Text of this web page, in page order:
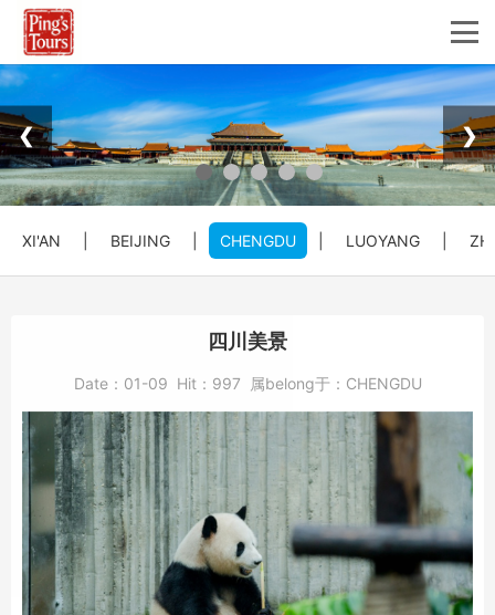
❮ ❯
XI'AN BEIJING CHENGDU LUOYANG
四川美景
Date： 01-09 Hit： 997 属belong于： CHENGDU